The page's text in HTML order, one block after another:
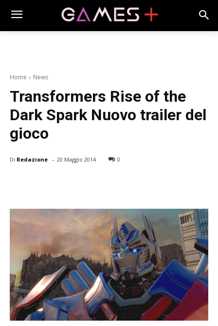
Home News
Transformers Rise of the
Dark Spark Nuovo trailer del
gioco
Di Redazione - 20 Maggio 2014 0